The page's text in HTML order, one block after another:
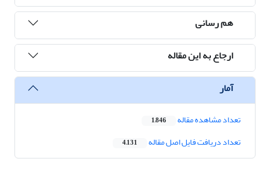
هم رسانی
ارجاع به این مقاله
آمار
تعداد مشاهده مقاله 1,846
تعداد دریافت فایل اصل مقاله 4,131